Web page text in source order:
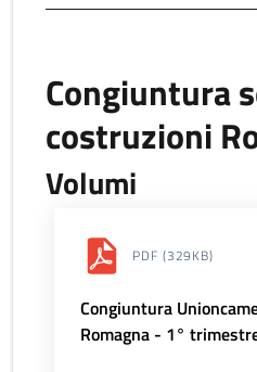
Congiuntura
costruzioni
Volumi
PDF (329KB)
Congiuntura
Romagna - 1°